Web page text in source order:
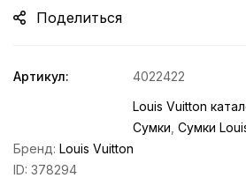
Поделиться
Артикул:
4022422
Louis Vuitton
Сумки Сумки
Бренд: Louis Vuitton
ID: 378294